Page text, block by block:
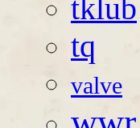
tklub
tq
valve